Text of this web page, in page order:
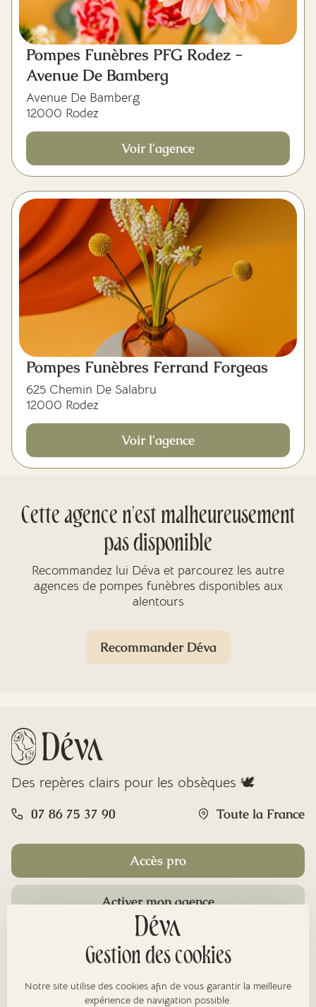
Pompes Funèbres PFG Rodez -
Avenue De Bamberg
Avenue De Bamberg
12000 Rodez
Voir l'agence
Pompes Funèbres Ferrand Forgeas
625 Chemin De Salabru
12000 Rodez
Voir l'agence
Cette agence n'est malheureusement
pas disponible
Recommandez lui Déva et parcourez les autre
agences de pompes funèbres disponibles aux
alentours
Recommander Déva
Des repères clairs pour les obsèques 🕊️
07 86 75 37 90 Toute la France
Accès pro
Activer mon agence
Gestion des cookies
Notre site utilise des cookies afin de vous garantir la meilleure
expérience de navigation possible.